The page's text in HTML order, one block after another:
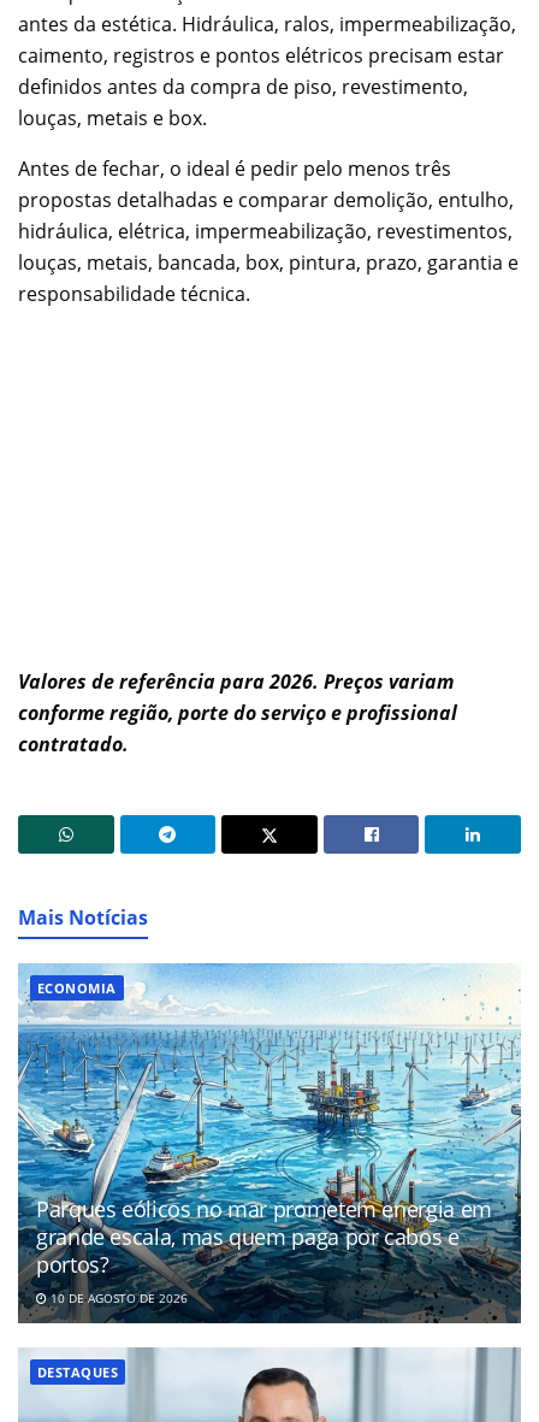
antes da estética. Hidráulica, ralos, impermeabilização,
caimento, registros e pontos elétricos precisam estar
definidos antes da compra de piso, revestimento,
louças, metais e box.
Antes de fechar, o ideal é pedir pelo menos três
propostas detalhadas e comparar demolição, entulho,
hidráulica, elétrica, impermeabilização, revestimentos,
louças, metais, bancada, box, pintura, prazo, garantia e
responsabilidade técnica.
Valores de referência para 2026. Preços variam
conforme região, porte do serviço e profissional
contratado.
Mais Notícias
ECONOMIA
Parques eólicos no mar prometem energia em
grande escala, mas quem paga por cabos e
portos?
10 DE AGOSTO DE 2026
DESTAQUES